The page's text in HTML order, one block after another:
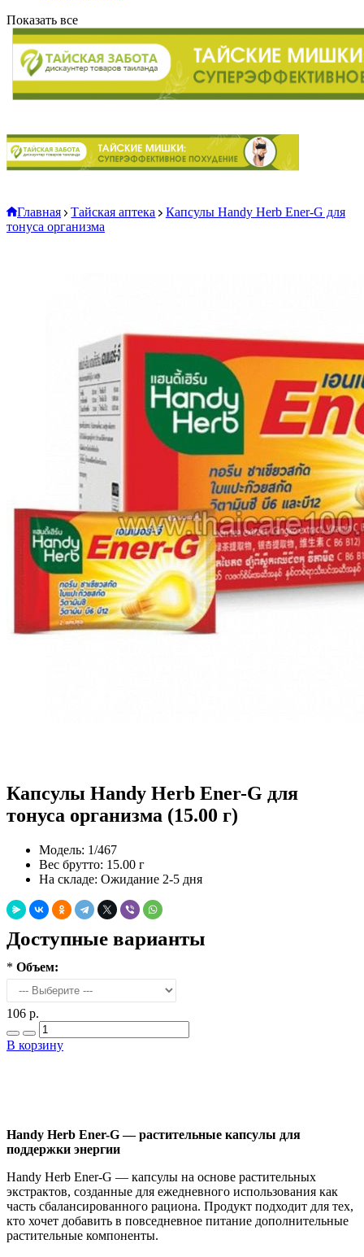
Показать все
Главная Тайская аптека
Капсулы Handy Herb Ener-G для
тонуса организма
Капсулы Handy Herb Ener-G для
тонуса организма (15.00 г)
Модель: 1/467
Вес брутто: 15.00 г
На складе: Ожидание 2-5 дня
Доступные варианты
* Объем:
106 р.
В корзину
Handy Herb Ener-G — растительные капсулы для
поддержки энергии
Handy Herb Ener-G — капсулы на основе растительных
экстрактов, созданные для ежедневного использования как
часть сбалансированного рациона. Продукт подходит для тех,
кто хочет добавить в повседневное питание дополнительные
растительные компоненты.